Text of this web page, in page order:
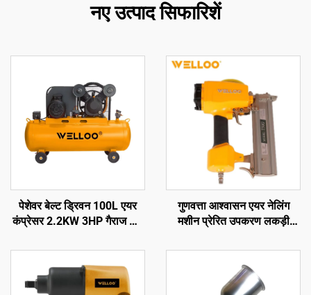
नए उत्पाद सिफारिशें
पेशेवर बेल्ट ड्रिवन 100L एयर
कंप्रेसर 2.2KW 3HP गैराज और
गुणवत्ता आश्वासन एयर नेलिंग
मशीन प्रेरित उपकरण लकड़ी